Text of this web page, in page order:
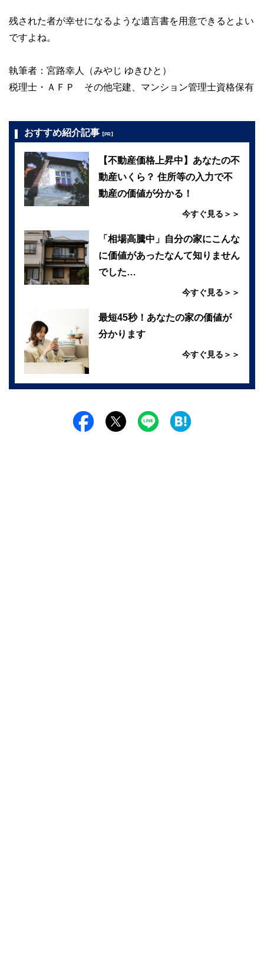
残された者が幸せになるような遺言書を用意できるとよい
ですよね。
執筆者：宮路幸人（みやじ ゆきひと）
税理士・ＡＦＰ その他宅建、マンション管理士資格保有
おすすめ紹介記事 【PR】
【不動産価格上昇中】あなたの不
動産いくら？ 住所等の入力で不
動産の価値が分かる！
今すぐ見る＞＞
「相場高騰中」自分の家にこんな
に価値があったなんて知りません
でした…
今すぐ見る＞＞
最短45秒！あなたの家の価値が
分かります
今すぐ見る＞＞